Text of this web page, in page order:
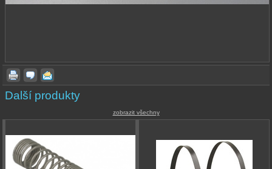
Další produkty
zobrazit všechny